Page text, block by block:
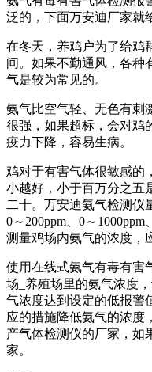
泛的，下面万安迪厂家就
在冬天，养鸡户为了给鸡
间。如果不勤通风，各种
气是较为常见的。
氨气比空气轻、无色有刺
很强，如果超标，会对鸡
疫力下降，容易生病。
鸡对于有害气体很敏感的
小越好，小于百万分之五
二十。万安迪氨气检测仪
0～200ppm、0～1000ppm
测量鸡场内氨气的浓度，
使用在线式氨气有毒有害
场_养殖场里的氨气浓度
气浓度达到设定的低报警
应的措施降低氨气的浓度
产气体检测仪的厂家，如
家。